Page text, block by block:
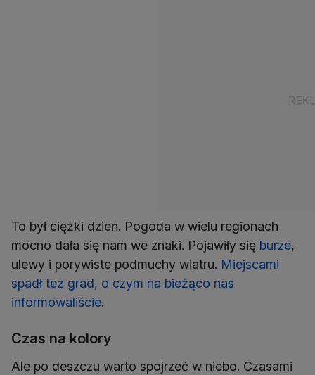
To był ciężki dzień. Pogoda w wielu regionach
mocno dała się nam we znaki. Pojawiły się burze,
ulewy i porywiste podmuchy wiatru. Miejscami
spadł też grad, o czym na bieżąco nas
informowaliście.
Czas na kolory
Ale po deszczu warto spojrzeć w niebo. Czasami